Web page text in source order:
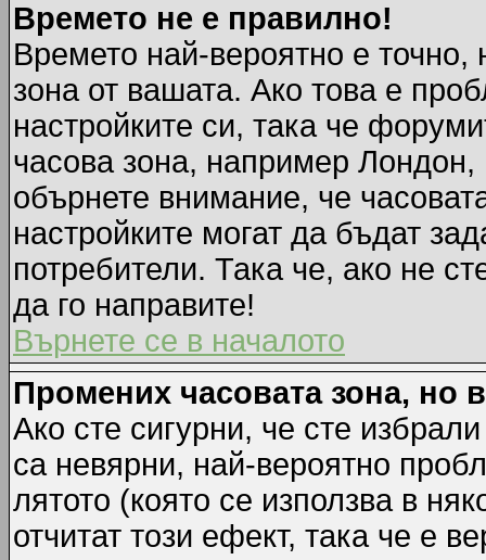
Времето не е правилно!
Времето най-вероятно е точно,
зона от вашата. Ако това е
настройките си, така че
часова зона, например
обърнете внимание, че
настройките могат да бъдат
потребители. Така че, ако не
да го направите!
Върнете се в началото
Промених часовата зона, но
Ако сте сигурни, че сте
са невярни, най-вероятно
лятото (която се използва в
отчитат този ефект, така че е